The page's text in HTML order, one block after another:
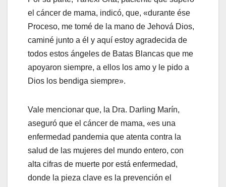
el cáncer de mama, indicó, que, «durante ése
Proceso, me tomé de la mano de Jehová Dios,
caminé junto a él y aquí estoy agradecida de
todos estos ángeles de Batas Blancas que me
apoyaron siempre, a ellos los amo y le pido a
Dios los bendiga siempre».
Vale mencionar que, la Dra. Darling Marín,
aseguró que el cáncer de mama, «es una
enfermedad pandemia que atenta contra la
salud de las mujeres del mundo entero, con
alta cifras de muerte por está enfermedad,
donde la pieza clave es la prevención el